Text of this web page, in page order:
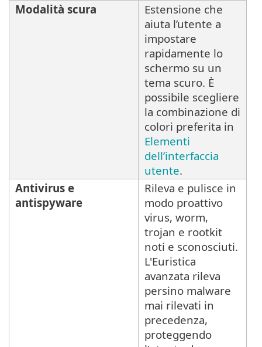
Modalità scura
Estensione che
aiuta l’utente a
impostare
rapidamente lo
schermo su un
tema scuro. È
possibile scegliere
la combinazione di
colori preferita in
Elementi
dell’interfaccia
utente.
Antivirus e
antispyware
Rileva e pulisce in
modo proattivo
virus, worm,
trojan e rootkit
noti e sconosciuti.
L'Euristica
avanzata rileva
persino malware
mai rilevati in
precedenza,
proteggendo